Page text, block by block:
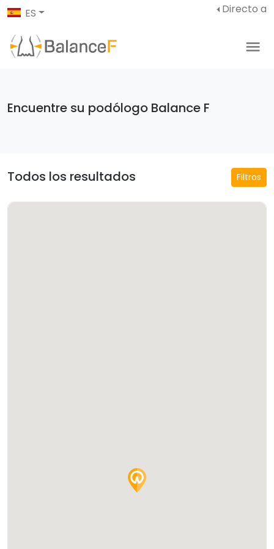
ES Directo a
Encuentre su podólogo Balance F
Todos los resultados Filtros